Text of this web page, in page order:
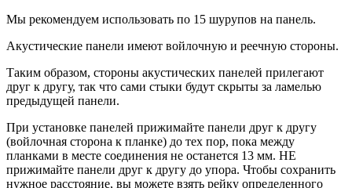
Мы рекомендуем использовать по 15 шурупов на панель.
Акустические панели имеют войлочную и реечную стороны.
Таким образом, стороны акустических панелей прилегают
друг к другу, так что сами стыки будут скрыты за ламелью
предыдущей панели.
При установке панелей прижимайте панели друг к другу
(войлочная сторона к планке) до тех пор, пока между
планками в месте соединения не останется 13 мм. НЕ
прижимайте панели друг к другу до упора. Чтобы сохранить
нужное расстояние, вы можете взять рейку определенного